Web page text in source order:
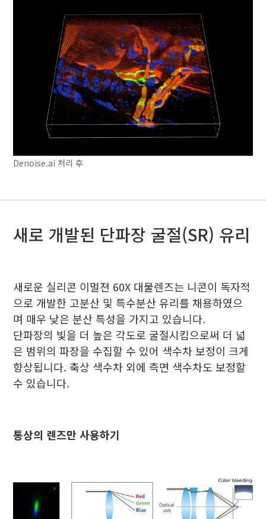
Denoise.ai 처리 후
새로 개발된 단파장 굴절(SR) 유리
새로운 실리콘 이멀젼 60X 대물렌즈는 니콘이 독자적
으로 개발한 고분산 및 특수분산 유리를 채용하였으
며 매우 낮은 분산 특성을 가지고 있습니다.
단파장의 빛을 더 높은 각도로 굴절시킴으로써 더 넓
은 범위의 파장을 수집할 수 있어 색수차 보정이 크게
향상됩니다. 축상 색수차 외에 측면 색수차도 보정할
수 있습니다.
통상의 렌즈만 사용하기